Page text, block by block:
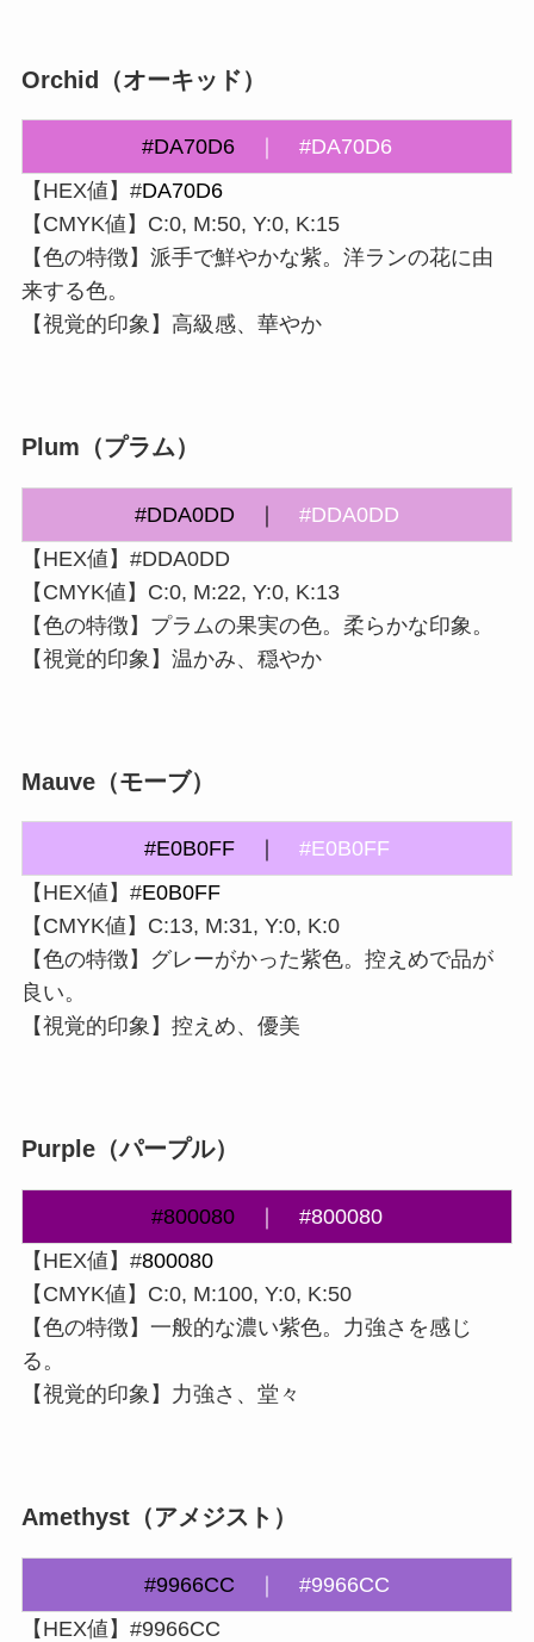
Orchid（オーキッド）
#DA70D6
#DA70D6
【HEX値】#DA70D6
【CMYK値】C:0, M:50, Y:0, K:15
【色の特徴】派手で鮮やかな紫。洋ランの花に由
来する色。
【視覚的印象】高級感、華やか
Plum（プラム）
#DDA0DD｜
#DDA0DD
【HEX値】#DDA0DD
【CMYK値】C:0, M:22, Y:0, K:13
【色の特徴】プラムの果実の色。柔らかな印象。
【視覚的印象】温かみ、穏やか
Mauve（モーブ）
#E0B0FF ｜
#E0B0FF
【HEX値】#E0B0FF
【CMYK値】C:13, M:31, Y:0, K:0
【色の特徴】グレーがかった紫色。控えめで品が
良い。
【視覚的印象】控えめ、優美
Purple（パープル）
#800080 ｜
#800080
【HEX値】#800080
【CMYK値】C:0, M:100, Y:0, K:50
【色の特徴】一般的な濃い紫色。力強さを感じ
る。
【視覚的印象】力強さ、堂々
Amethyst（アメジスト）
#9966CC ｜
#9966CC
【HEX値】#9966CC